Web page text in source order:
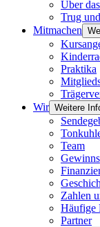
Über
Trug
Mitmachen
Praktika
Wir Weitere
Team
Zahlen
Häufige
Partner